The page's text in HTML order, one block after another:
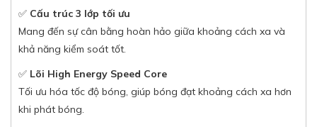
✅ Cấu trúc 3 lớp tối ưu
Mang đến sự cân bằng hoàn hảo giữa khoảng cách xa và
khả năng kiểm soát tốt.
✅ Lõi High Energy Speed Core
Tối ưu hóa tốc độ bóng, giúp bóng đạt khoảng cách xa hơn
khi phát bóng.